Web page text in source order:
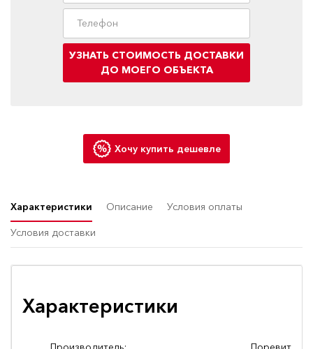
УЗНАТЬ СТОИМОСТЬ ДОСТАВКИ
ДО МОЕГО ОБЪЕКТА
Хочу купить дешевле
Характеристики Описание Условия оплаты
Условия доставки
Характеристики